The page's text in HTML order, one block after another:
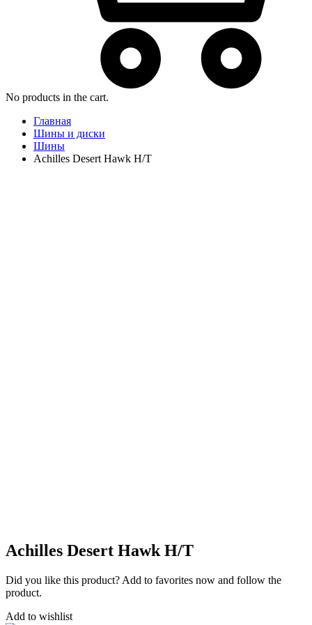
No products in the cart.
Главная
Шины и диски
Шины
Achilles Desert Hawk H/T
Achilles Desert Hawk H/T
Did you like this product? Add to favorites now and follow the
product.
Add to wishlist